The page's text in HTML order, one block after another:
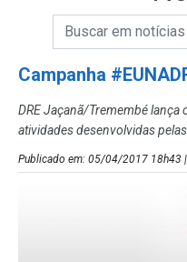
Campo de
Campo de Busca
Campanha
DRE Jaçanã/Tremembé lança
atividades desenvolvidas
Publicado em: 05/04/2017 18h43